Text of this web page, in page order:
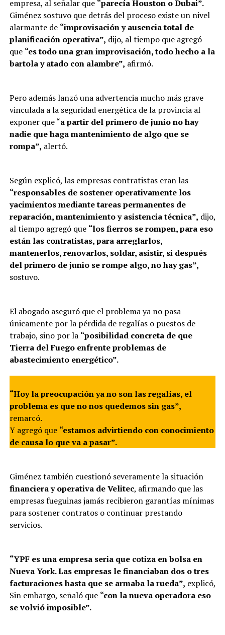
empresa, al señalar que “parecía Houston o Dubai”.
Giménez sostuvo que detrás del proceso existe un nivel
alarmante de “improvisación y ausencia total de
planificación operativa”, dijo, al tiempo que agregó
que “es todo una gran improvisación, todo hecho a la
bartola y atado con alambre”, afirmó.
Pero además lanzó una advertencia mucho más grave
vinculada a la seguridad energética de la provincia al
exponer que “a partir del primero de junio no hay
nadie que haga mantenimiento de algo que se
rompa”, alertó.
Según explicó, las empresas contratistas eran las
“responsables de sostener operativamente los
yacimientos mediante tareas permanentes de
reparación, mantenimiento y asistencia técnica”, dijo,
al tiempo agregó que “los fierros se rompen, para eso
están las contratistas, para arreglarlos,
mantenerlos, renovarlos, soldar, asistir, si después
del primero de junio se rompe algo, no hay gas”,
sostuvo.
El abogado aseguró que el problema ya no pasa
únicamente por la pérdida de regalías o puestos de
trabajo, sino por la “posibilidad concreta de que
Tierra del Fuego enfrente problemas de
abastecimiento energético”.
“Hoy la preocupación ya no son las regalías, el
problema es que no nos quedemos sin gas”,
remarcó.
Y agregó que “estamos advirtiendo con conocimiento
de causa lo que va a pasar”.
Giménez también cuestionó severamente la situación
financiera y operativa de Velitec, afirmando que las
empresas fueguinas jamás recibieron garantías mínimas
para sostener contratos o continuar prestando
servicios.
“YPF es una empresa seria que cotiza en bolsa en
Nueva York. Las empresas le financiaban dos o tres
facturaciones hasta que se armaba la rueda”, explicó,
Sin embargo, señaló que “con la nueva operadora eso
se volvió imposible”.